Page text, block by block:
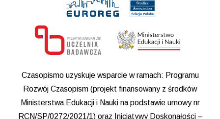
Czasopismo uzyskuje wsparcie w ramach: Programu
Rozwój Czasopism (projekt finansowany z środków
Ministerstwa Edukacji i Nauki na podstawie umowy nr
RCN/SP/0272/2021/1) oraz Inicjatywy Doskonałości –